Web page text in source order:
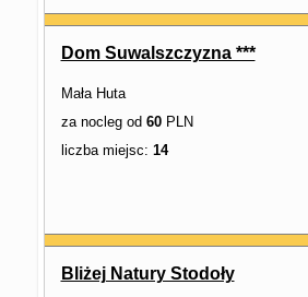
Dom Suwalszczyzna ***
Mała Huta
za nocleg od 60PLN
liczba miejsc: 14
Bliżej Natury Stodoły